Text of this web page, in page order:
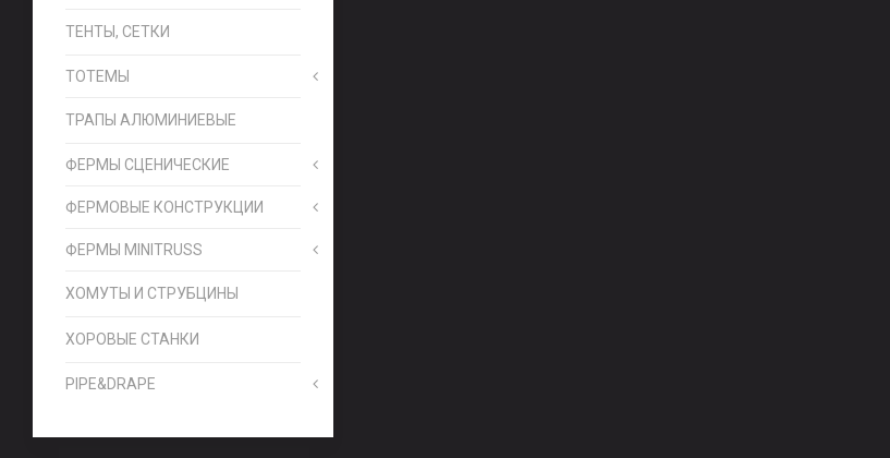
ТЕНТЫ, СЕТКИ
ТОТЕМЫ
ТРАПЫ АЛЮМИНИЕВЫЕ
ФЕРМЫ СЦЕНИЧЕСКИЕ
ФЕРМОВЫЕ КОНСТРУКЦИИ
ФЕРМЫ MINITRUSS
ХОМУТЫ И СТРУБЦИНЫ
ХОРОВЫЕ СТАНКИ
PIPE&DRAPE